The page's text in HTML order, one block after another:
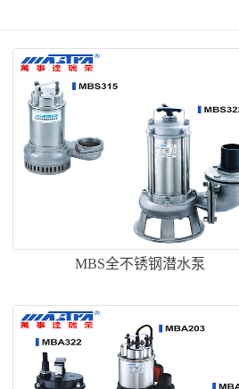
MBS全不锈钢潜水泵